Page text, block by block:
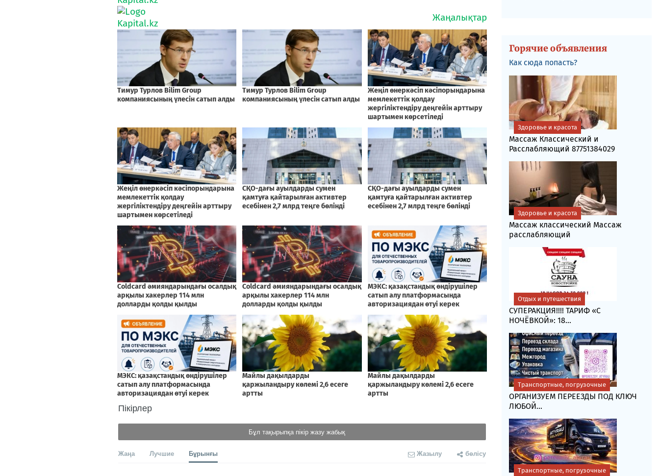
Пікірлер
Бұл тақырыпқа пікір жазу жабық
Жаңа Лучшие Бұрынғы Жазылу бөлісу
Горячие объявления
Как сюда попасть?
Массаж Классический и
Расслабляющий 87751384029
Здоровье и красота
Массаж классический Массаж
расслабляющий
Здоровье и красота
СУПЕРАКЦИЯ!!!! ТАРИФ «C
НОЧЁВКОЙ»: 18...
Отдых и путешествия
ОРГАНИЗУЕМ ПЕРЕЕЗДЫ ПОД КЛЮЧ
ЛЮБОЙ...
Транспортные, погрузочные
Транспортные, погрузочные